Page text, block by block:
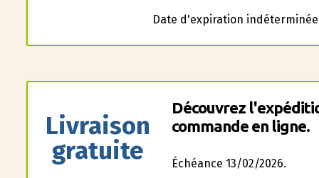
Date d'expiration
Livraison
gratuite
Découvrez
commande en ligne.
Échéance 13/02/2026.